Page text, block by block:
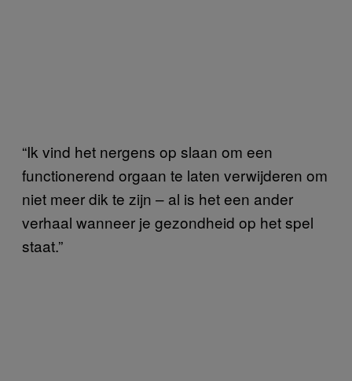
“Ik vind het nergens op slaan om een
functionerend orgaan te laten verwijderen om
niet meer dik te zijn – al is het een ander
verhaal wanneer je gezondheid op het spel
staat.”